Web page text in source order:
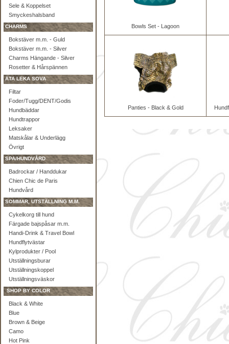
Sele & Koppelset
Smyckeshalsband
CHARMS
Bokstäver m.m. - Guld
Bokstäver m.m. - Silver
Charms Hängande - Silver
Rosetter & Hårspännen
ÄTA LEKA SOVA
Filtar
Foder/Tugg/DENT/Godis
Hundbäddar
Hundtrappor
Leksaker
Matskålar & Underlägg
Övrigt
SPA/HUNDVÅRD
Badrockar / Handdukar
Chien Chic de Paris
Hundvård
SOMMAR, UTSTÄLLNING M.M.
Cykelkorg till hund
Färgade bajspåsar m.m.
Handi-Drink & Travel Bowl
Hundflytvästar
Kylprodukter / Pool
Utställningsburar
Utställningskoppel
Utställningsväskor
SHOP BY COLOR
Black & White
Blue
Brown & Beige
Camo
Hot Pink
Bowls Set - Lagoon
Panties - Black & Gold